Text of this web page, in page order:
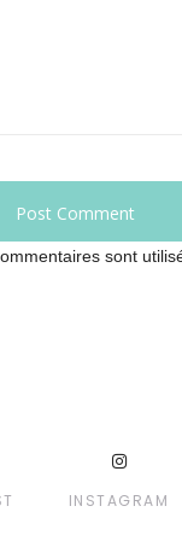
sont
INSTAGRAM